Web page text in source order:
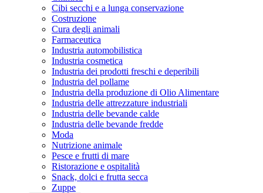
Cibi secchi e a lunga conservazione
Costruzione
Cura degli animali
Farmaceutica
Industria automobilistica
Industria cosmetica
Industria dei prodotti freschi e deperibili
Industria del pollame
Industria della produzione di Olio Alimentare
Industria delle attrezzature industriali
Industria delle bevande calde
Industria delle bevande fredde
Moda
Nutrizione animale
Pesce e frutti di mare
Ristorazione e ospitalità
Snack, dolci e frutta secca
Zuppe